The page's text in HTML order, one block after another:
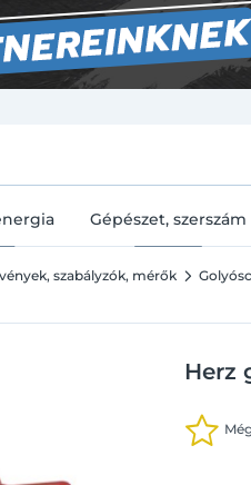
Gépészet, szerszám
szabályzók, mérők
Herz